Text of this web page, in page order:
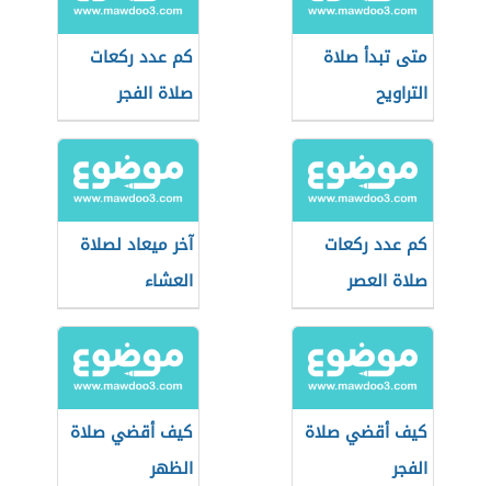
متى تبدأ صلاة
التراويح
كم عدد ركعات
صلاة الفجر
كم عدد ركعات
صلاة العصر
آخر ميعاد لصلاة
العشاء
كيف أقضي صلاة
الفجر
كيف أقضي صلاة
الظهر